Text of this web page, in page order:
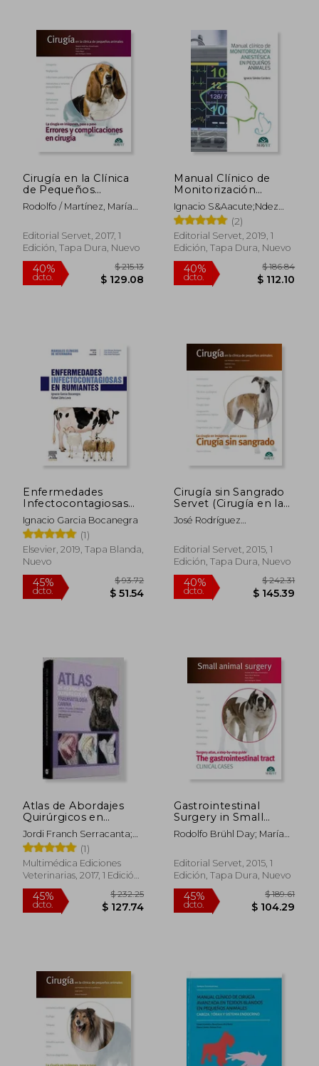
40%
dcto.
$ 419.04
$ 251.42
45%
Cirugía en la Clínica
de Pequeños
Animales. Errores y
Complicaciones en
Rodolfo / Martínez, María
Rodríguez Gomez, José /
Guerrero, Tomás Bruhl Day
Editorial Servet, 2017, 1
Edición, Tapa Dura, Nuevo
40%
dcto.
Manual Clínico de
Monitorización
Anestésica en
Pequeños Animales -
Libros de Veterinaria -
Editorial Servet
Ignacio S&Aacute;Ndez
Cordero
(2)
Editorial Servet, 2019, 1
Edición, Tapa Dura, Nuevo
Enfermedades
Infectocontagiosas
en Rumiantes
Ignacio Garcia Bocanegra
(1)
Elsevier, 2019, Tapa Blanda,
Nuevo
45%
dcto.
Cirugía sin Sangrado
Servet (Cirugía en la
Clínica de Pequeños
Animales) - Libros de
Servet
José Rodríguez
Couto,Jorge Llinas
Ceballos
Editorial Servet, 2015, 1
Edición, Tapa Dura, Nuevo
dcto.
Atlas de Abordajes
Quirúrgicos en
Traumatología Canina
Jordi Franch Serracanta;
Carlos L&Oacute;Pez
Plana
(1)
Multimédica Ediciones
Veterinarias, 2017, 1 Edición,
Tapa Dura, Nuevo
Gastrointestinal
Surgery in Small
Animals. Clinical Cases
(Small Animal
Books - Editorial
Servet (en Inglés)
Rodolfo Brühl Day; María
Meyer; José Rodríguez
Gómez
Editorial Servet, 2015, 1
Edición, Tapa Dura, Nuevo